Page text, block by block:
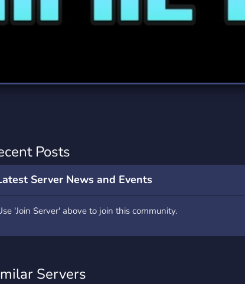
Servers 111 Servers
Posts
Server News and Events
'Join Server' above to join this community.
Servers